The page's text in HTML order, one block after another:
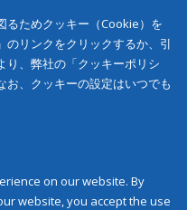
るためクッキー（Cookie）を
リンクをクリックするか、引
り、弊社の「クッキーポリシ
お、クッキーの設定はいつでも
on our website. By
website, you accept the use